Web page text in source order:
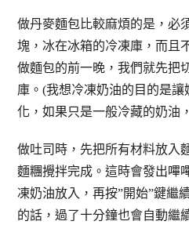
做丹麥麵包比較麻煩的是，必
塊，冰在冰箱的冷凍庫，而且
做麵包的前一晚，我們就先把
庫。(我想冷凍奶油的目的是
化，如果只是一般冷藏的奶油
做吐司時，先把所有材料放入
麵糰攪拌完成。這時會發出嗶
凍奶油放入，再按”開始”鍵繼
的話，過了十分鐘也會自動繼